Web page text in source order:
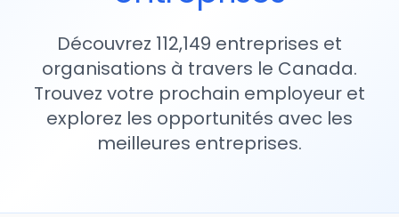
Découvrez 112,149 entreprises et
organisations à travers le Canada.
Trouvez votre prochain employeur et
explorez les opportunités avec les
meilleures entreprises.